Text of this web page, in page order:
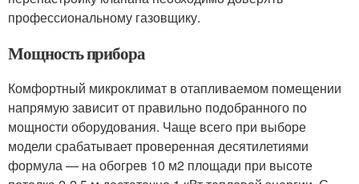
профессиональному газовщику.
Мощность прибора
Комфортный микроклимат в отапливаемом помещении
напрямую зависит от правильно подобранного по
мощности оборудования. Чаще всего при выборе
модели срабатывает проверенная десятилетиями
формула — на обогрев 10 м2 площади при высоте